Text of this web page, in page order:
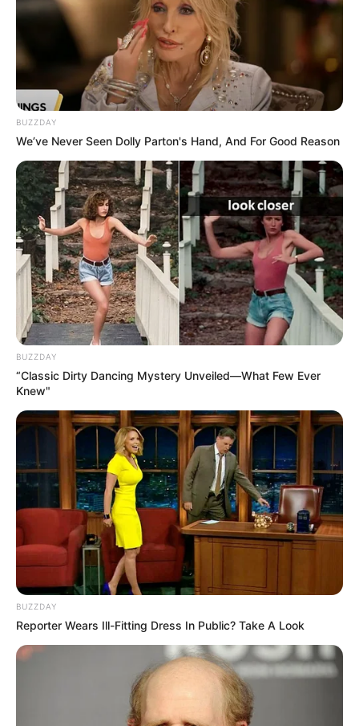
by Szerző August 26, 2025
BUZZDAY
We’ve Never Seen Dolly Parton's Hand, And For Good Reason
BUZZDAY
“Classic Dirty Dancing Mystery Unveiled—What Few Ever
Knew"
BUZZDAY
Reporter Wears Ill-Fitting Dress In Public? Take A Look